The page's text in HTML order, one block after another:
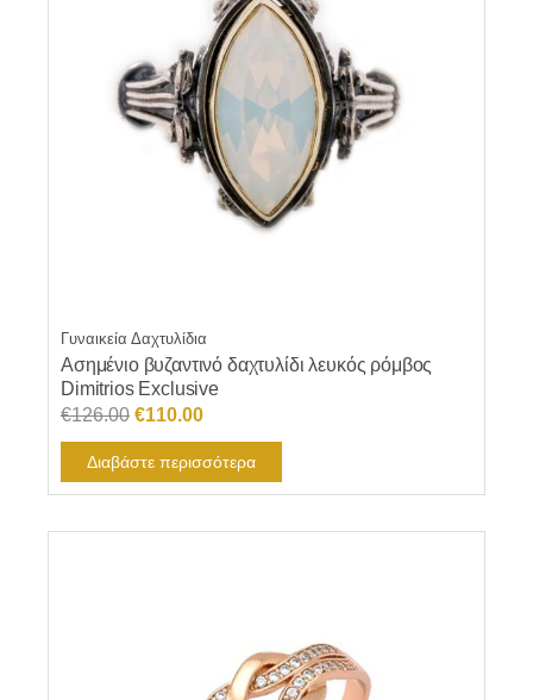
επιλογές
μπορούν
να
επιλεγούν
στη
σελίδα
προϊόντος
Γυναικεία Δαχτυλίδια
Ασημένιο βυζαντινό δαχτυλίδι λευκός ρόμβος
Dimitrios Exclusive
€126.00 Original
price
was:
€126.00.
€110.00Η
τρέχουσα
τιμή
είναι:
€110.00.
Διαβάστε περισσότερα